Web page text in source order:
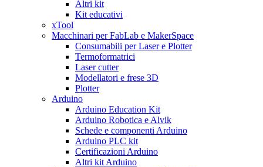
Altri kit
Kit educativi
xTool
Macchinari per FabLab e MakerSpace
Consumabili per Laser e Plotter
Termoformatrici
Laser cutter
Modellatori e frese 3D
Plotter
Arduino
Arduino Education Kit
Arduino Robotica e Alvik
Schede e componenti Arduino
Arduino PLC kit
Certificazioni Arduino
Altri kit Arduino